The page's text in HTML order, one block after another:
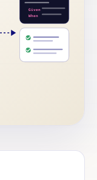
Given
When